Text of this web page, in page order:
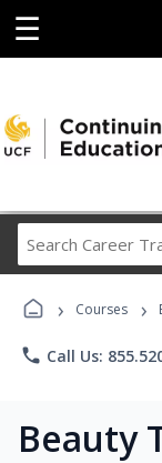
☰
› Courses ›
phone Call Us:
Beauty